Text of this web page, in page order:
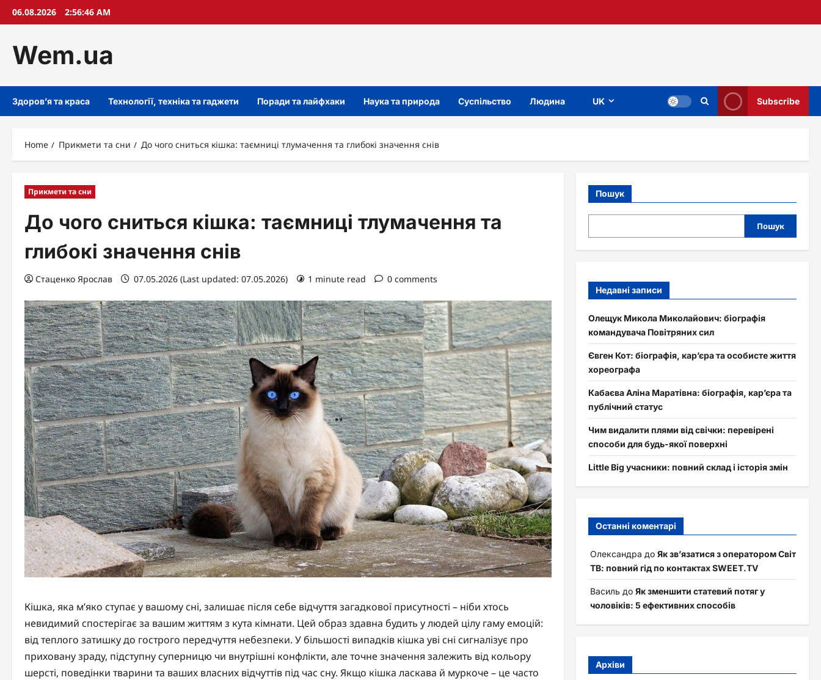
Skip06.08.2026 2:56:47 AM
Wem.ua
Здоров’я та краса Технології, техніка та гаджети Поради та лайфхаки Наука та природа Суспільство Людина UK Subscribe
Home Прикмети та сни До чого сниться кішка: таємниці тлумачення та глибокі значення снів
Прикмети та сни
До чого сниться кішка: таємниці тлумачення та
глибокі значення снів
Стаценко Ярослав 07.05.2026 (Last updated: 07.05.2026) 1 minute read 0 comments
Кішка, яка м’яко ступає у вашому сні, залишає після себе відчуття загадкової присутності – ніби хтось
невидимий спостерігає за вашим життям з кута кімнати. Цей образ здавна будить у людей цілу гаму емоцій:
від теплого затишку до гострого передчуття небезпеки. У більшості випадків кішка уві сні сигналізує про
приховану зраду, підступну суперницю чи внутрішні конфлікти, але точне значення залежить від кольору
шерсті, поведінки тварини та ваших власних відчуттів під час сну. Якщо кішка ласкава й муркоче – це часто
Пошук
Пошук
Недавні записи
Олещук Микола Миколайович: біографія
командувача Повітряних сил
Євген Кот: біографія, кар’єра та особисте життя
хореографа
Кабаєва Аліна Маратівна: біографія, кар’єра та
публічний статус
Чим видалити плями від свічки: перевірені
способи для будь-якої поверхні
Little Big учасники: повний склад і історія змін
Останні коментарі
Олександра до Як зв’язатися з оператором Світ
ТВ: повний гід по контактах SWEET.TV
Василь до Як зменшити статевий потяг у
чоловіків: 5 ефективних способів
Архіви